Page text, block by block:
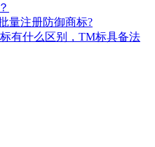
量注册防御商标?
有什么区别，TM标具备法